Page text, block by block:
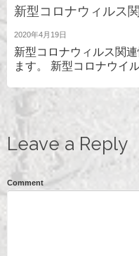
新型コロナウィルス
2020年4月19日
新型コロナウィルス関
ます。 新型コロナウイ
Leave a Reply
Comment